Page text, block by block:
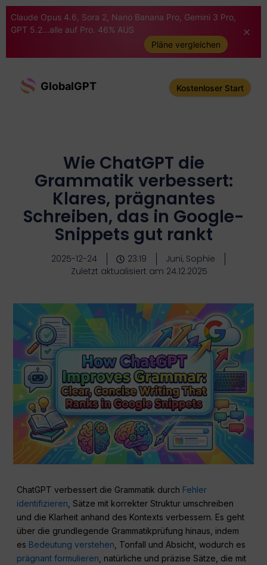
Claude Opus 4.6, Sora 2, Nano Banana Pro, Gemini 3 Pro,
GPT 5.2...alle auf Pro. 46% AUS
Pläne vergleichen
GlobalGPT Kostenloser Start
Wie ChatGPT die
Grammatik verbessert:
Klares, prägnantes
Schreiben, das in Google-
Snippets gut rankt
2025-12-24 23:19
Juni, Sophie
Zuletzt aktualisiert am 24.12.2025
ChatGPT verbessert die Grammatik durch Fehler
identifizieren , Sätze mit korrekter Struktur umschreiben
und die Klarheit anhand des Kontexts verbessern. Es geht
über die grundlegende Grammatikprüfung hinaus, indem
es Bedeutung verstehen , Tonfall und Absicht, wodurch es
prägnant formulieren , natürliche und präzise Sätze, die mit